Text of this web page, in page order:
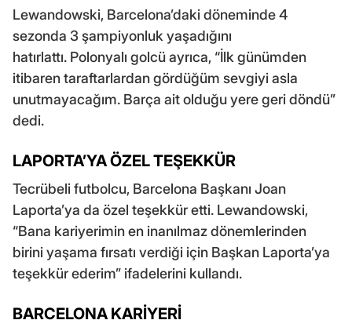
Lewandowski, Barcelona’daki döneminde 4
sezonda 3 şampiyonluk yaşadığını
hatırlattı. Polonyalı golcü ayrıca, “İlk günümden
itibaren taraftarlardan gördüğüm sevgiyi asla
unutmayacağım. Barça ait olduğu yere geri döndü”
dedi.
LAPORTA’YA ÖZEL TEŞEKKÜR
Tecrübeli futbolcu, Barcelona Başkanı Joan
Laporta’ya da özel teşekkür etti. Lewandowski,
“Bana kariyerimin en inanılmaz dönemlerinden
birini yaşama fırsatı verdiği için Başkan Laporta’ya
teşekkür ederim” ifadelerini kullandı.
BARCELONA KARİYERİ